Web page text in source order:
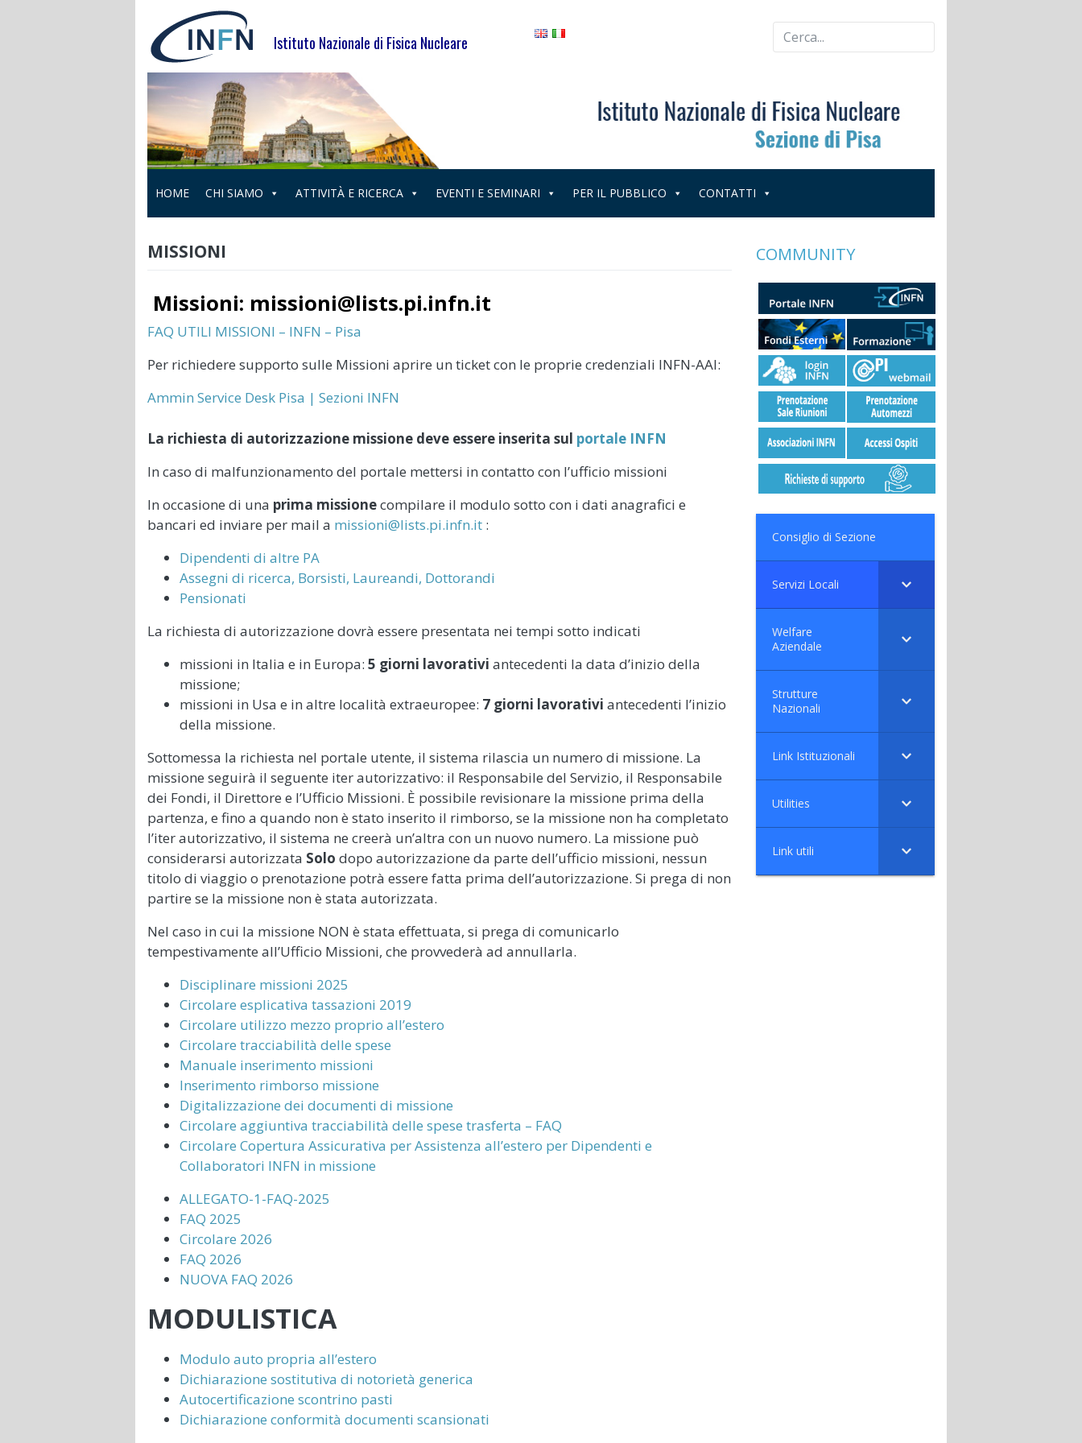
Istituto Nazionale di Fisica Nucleare
HOME CHI SIAMO ATTIVITÀ E RICERCA EVENTI E SEMINARI PER IL PUBBLICO CONTATTI
MISSIONI
Missioni: missioni@lists.pi.infn.it
FAQ UTILI MISSIONI – INFN – Pisa
Per richiedere supporto sulle Missioni aprire un ticket con le proprie credenziali INFN-AAI:
Ammin Service Desk Pisa | Sezioni INFN
La richiesta di autorizzazione missione deve essere inserita sul portale INFN
In caso di malfunzionamento del portale mettersi in contatto con l’ufficio missioni
In occasione di una prima missionecompilare il modulo sotto con i dati anagrafici e
bancari ed inviare per mail a missioni@lists.pi.infn.it :
Dipendenti di altre PA
Assegni di ricerca, Borsisti, Laureandi, Dottorandi
Pensionati
La richiesta di autorizzazione dovrà essere presentata nei tempi sotto indicati
missioni in Italia e in Europa: 5 giorni lavorativi antecedenti la data d’inizio della
missione;
missioni in Usa e in altre località extraeuropee: 7 giorni lavorativi antecedenti l’inizio
della missione.
Sottomessa la richiesta nel portale utente, il sistema rilascia un numero di missione. La
missione seguirà il seguente iter autorizzativo: il Responsabile del Servizio, il Responsabile
dei Fondi, il Direttore e l’Ufficio Missioni. È possibile revisionare la missione prima della
partenza, e fino a quando non è stato inserito il rimborso, se la missione non ha completato
l’iter autorizzativo, il sistema ne creerà un’altra con un nuovo numero. La missione può
considerarsi autorizzata Solo dopo autorizzazione da parte dell’ufficio missioni, nessun
titolo di viaggio o prenotazione potrà essere fatta prima dell’autorizzazione. Si prega di non
partire se la missione non è stata autorizzata.
Nel caso in cui la missione NON è stata effettuata, si prega di comunicarlo
tempestivamente all’Ufficio Missioni, che provvederà ad annullarla.
Disciplinare missioni 2025
Circolare esplicativa tassazioni 2019
Circolare utilizzo mezzo proprio all’estero
Circolare tracciabilità delle spese
Manuale inserimento missioni
Inserimento rimborso missione
Digitalizzazione dei documenti di missione
Circolare aggiuntiva tracciabilità delle spese trasferta – FAQ
Circolare Copertura Assicurativa per Assistenza all’estero per Dipendenti e
Collaboratori INFN in missione
ALLEGATO-1-FAQ-2025
FAQ 2025
Circolare 2026
FAQ 2026
NUOVA FAQ 2026
MODULISTICA
Modulo auto propria all’estero
Dichiarazione sostitutiva di notorietà generica
Autocertificazione scontrino pasti
Dichiarazione conformità documenti scansionati
COMMUNITY
Consiglio di Sezione
Servizi Locali
Welfare
Aziendale
Strutture
Nazionali
Link Istituzionali
Utilities
Link utili